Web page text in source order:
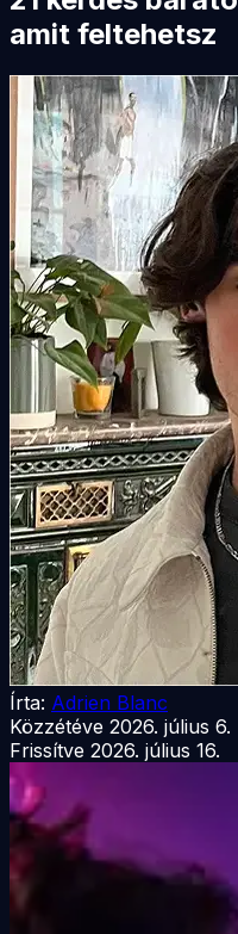
amit feltehetsz
Írta: Adrien Blanc
Közzétéve 2026. július 6.
Frissítve 2026. július 16.